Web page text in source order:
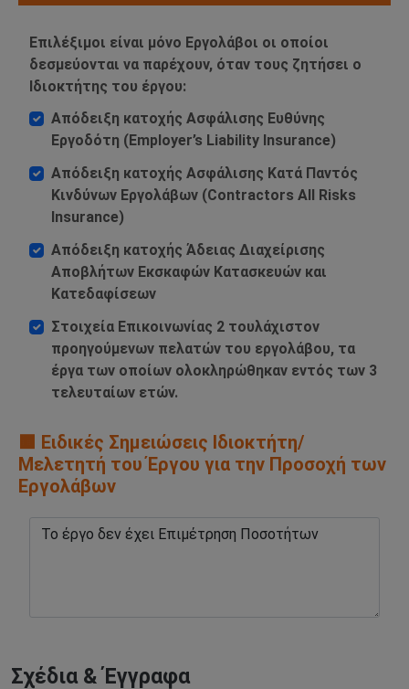
Επιλέξιμοι είναι μόνο Εργολάβοι οι οποίοι
δεσμεύονται να παρέχουν, όταν τους ζητήσει ο
Ιδιοκτήτης του έργου:
Απόδειξη κατοχής Ασφάλισης Ευθύνης
Εργοδότη (Employer’s Liability Insurance)
Απόδειξη κατοχής Ασφάλισης Κατά Παντός
Κινδύνων Εργολάβων (Contractors All Risks
Insurance)
Απόδειξη κατοχής Άδειας Διαχείρισης
Αποβλήτων Εκσκαφών Κατασκευών και
Κατεδαφίσεων
Στοιχεία Επικοινωνίας 2 τουλάχιστον
προηγούμενων πελατών του εργολάβου, τα
έργα των οποίων ολοκληρώθηκαν εντός των 3
τελευταίων ετών.
🟧 Ειδικές Σημειώσεις Ιδιοκτήτη/
Μελετητή του Έργου για την Προσοχή των
Εργολάβων
Σχέδια & Έγγραφα